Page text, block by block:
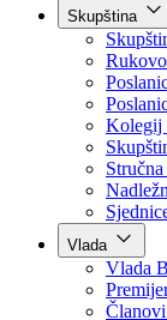
Skupština
Kolegij
Vlada